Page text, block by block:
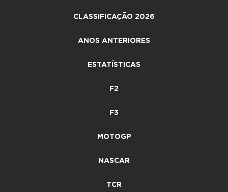
CLASSIFICAÇÃO 2026
ANOS ANTERIORES
ESTATÍSTICAS
F2
F3
MOTOGP
NASCAR
TCR